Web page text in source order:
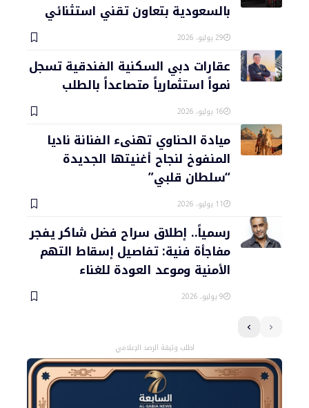
بالسعودية بتعاون تقني استثنائي
29 يوليو، 2026
عقارات دبي السكنية الفندقية تسجل
نمواً استثمارياً متصاعداً بالطلب
16 يوليو، 2026
ميادة الحناوي تهنىء الفنانة ناديا
المنفوخ لنجاح أغنيتها الجديدة
“سلطان قلبي”
11 يوليو، 2026
رسمياً.. إطلاق سراح فضل شاكر يفجر
مفاجأة فنية: تفاصيل إسقاط التهم
الأمنية وموعد العودة للغناء
9 يوليو، 2026
اطلب وثيقة الرصد الإعلامي